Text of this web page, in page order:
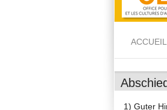
ACCUEIL
1) Guter